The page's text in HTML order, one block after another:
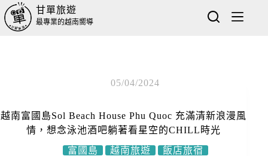
甘單旅遊
最專業的越南嚮導
05/04/2024
越南富國島Sol Beach House Phu Quoc 充滿清新浪漫風
情，想念泳池酒吧躺著看星空的CHILL時光
富國島
越南旅遊 飯店旅宿